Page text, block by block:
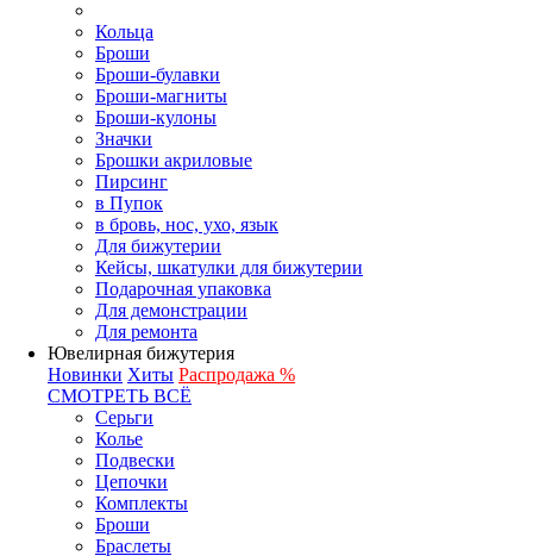
Кольца
Броши
Броши-булавки
Броши-магниты
Броши-кулоны
Значки
Брошки акриловые
Пирсинг
в Пупок
в бровь, нос, ухо, язык
Для бижутерии
Кейсы, шкатулки для бижутерии
Подарочная упаковка
Для демонстрации
Для ремонта
Ювелирная бижутерия
Новинки Хиты Распродажа %
СМОТРЕТЬ ВСЁ
Серьги
Колье
Подвески
Цепочки
Комплекты
Броши
Браслеты